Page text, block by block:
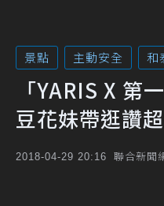
景點 主動安全 和
「YARIS X 第
豆花妹帶逛讚
2018-04-29 20:16 聯合新聞